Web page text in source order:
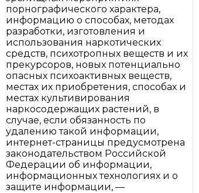
порнографического характера,
информацию о способах, методах
разработки, изготовления и
использования наркотических
средств, психотропных веществ и их
прекурсоров, новых потенциально
опасных психоактивных веществ,
местах их приобретения, способах и
местах культивирования
наркосодержащих растений, в
случае, если обязанность по
удалению такой информации,
интернет-страницы предусмотрена
законодательством Российской
Федерации об информации,
информационных технологиях и о
защите информации, —